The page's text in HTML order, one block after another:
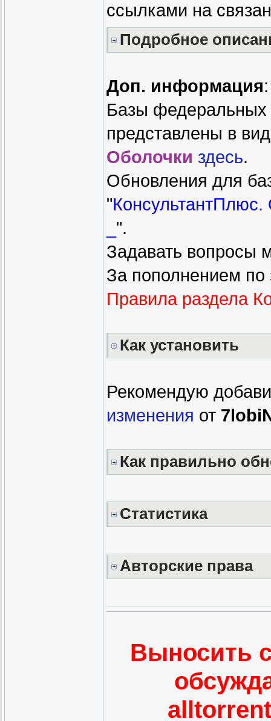
ссылками на
Подробное
Доп. информация:
Базы федеральных
представлены в
Оболочки здесь.
Обновления для
"
".
Задавать вопросы
За пополнением
Правила раздела
Как установить
Рекомендую
изменения от
Как правильно
Статистика
Авторские права
Выносить